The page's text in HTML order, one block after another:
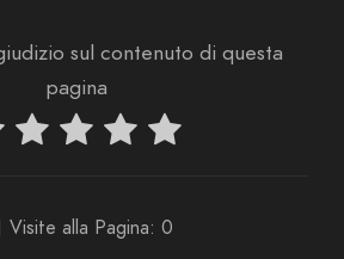
sul contenuto di questa
pagina
Visite alla Pagina: 0